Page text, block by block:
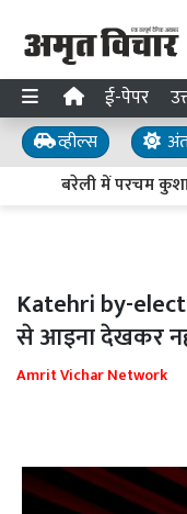
ई-पेपर
व्हील्स
बरेली में परचम
Katehri by-
से आइना देखकर
Amrit Vichar Network